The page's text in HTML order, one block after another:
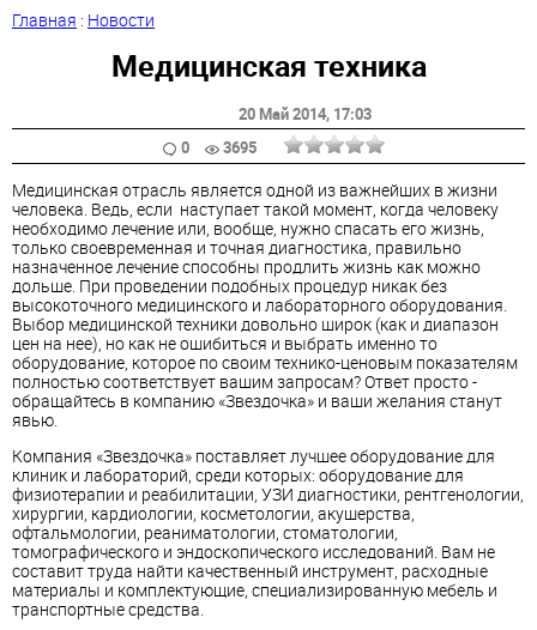
Главная : Новости
Медицинская техника
20 Май 2014, 17:03
0
3695
Медицинская отрасль является одной из важнейших в жизни
человека. Ведь, если наступает такой момент, когда человеку
необходимо лечение или, вообще, нужно спасать его жизнь,
только своевременная и точная диагностика, правильно
назначенное лечение способны продлить жизнь как можно
дольше. При проведении подобных процедур никак без
высокоточного медицинского и лабораторного оборудования.
Выбор медицинской техники довольно широк (как и диапазон
цен на нее), но как не ошибиться и выбрать именно то
оборудование, которое по своим технико-ценовым показателям
полностью соответствует вашим запросам? Ответ просто -
обращайтесь в компанию «Звездочка» и ваши желания станут
явью.
Компания «Звездочка» поставляет лучшее оборудование для
клиник и лабораторий, среди которых: оборудование для
физиотерапии и реабилитации, УЗИ диагностики, рентгенологии,
хирургии, кардиологии, косметологии, акушерства,
офтальмологии, реаниматологии, стоматологии,
томографического и эндоскопического исследований. Вам не
составит труда найти качественный инструмент, расходные
материалы и комплектующие, специализированную мебель и
транспортные средства.